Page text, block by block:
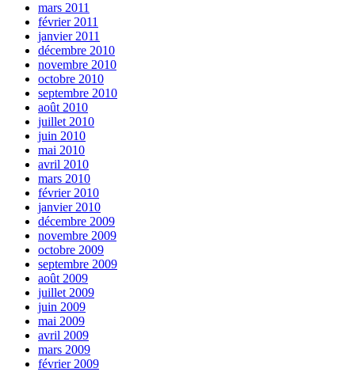
mars 2011
février 2011
janvier 2011
décembre 2010
novembre 2010
octobre 2010
septembre 2010
août 2010
juillet 2010
juin 2010
mai 2010
avril 2010
mars 2010
février 2010
janvier 2010
décembre 2009
novembre 2009
octobre 2009
septembre 2009
août 2009
juillet 2009
juin 2009
mai 2009
avril 2009
mars 2009
février 2009